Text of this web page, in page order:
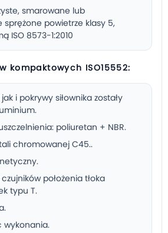
smarowane lub
sprężone powietrze klasy 5,
ISO 8573-1:2010
kompaktowych ISO15552:
i pokrywy siłownika zostały
poliuretan + NBR.
chromowanej C45..
położenia tłoka
typu T.
wykonania.